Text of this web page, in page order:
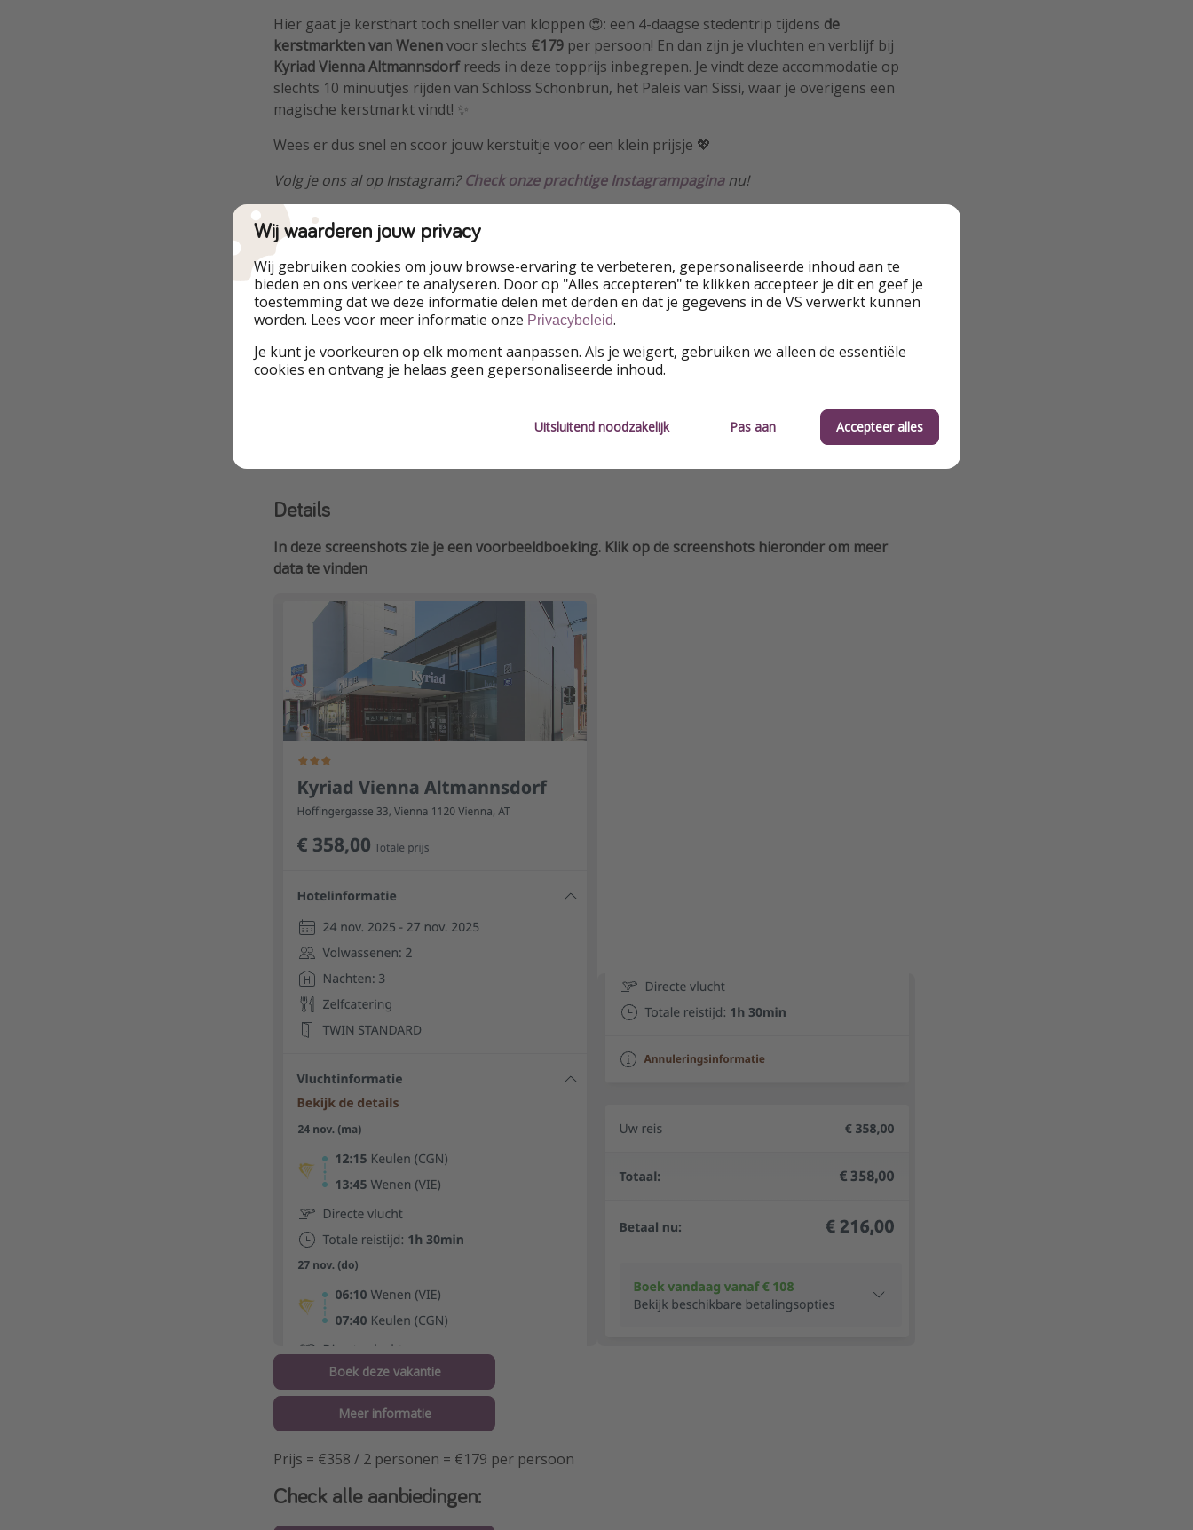
Hier gaat je kersthart toch sneller van kloppen 😍: een 4-daagse stedentrip tijdens de
kerstmarkten van Wenenvoor slechts €179 per persoon! En dan zijn je vluchten en verblijf bij
Kyriad Vienna Altmannsdorfreeds in deze topprijs inbegrepen. Je vindt deze accommodatie op
slechts 10 minuutjes rijden van Schloss Schönbrun, het Paleis van Sissi, waar je overigens een
magische kerstmarkt vindt! ✨
Wees er dus snel en scoor jouw kerstuitje voor een klein prijsje 💖
Volg je ons al op Instagram?Check onze prachtige Instagrampaginanu!
Highlights
Betrouwbare
reisaanbieder
Details
In deze screenshots zie je een voorbeeldboeking. Klik op de screenshots hieronder om meer
data te vinden
Boek deze vakantie
Meer informatie
Prijs = €358 / 2 personen = €179 per persoon
Check alle aanbiedingen:
Wij waarderen jouw privacy
Wij gebruiken cookies om jouw browse-ervaring te verbeteren, gepersonaliseerde inhoud aan te
bieden en ons verkeer te analyseren. Door op "Alles accepteren" te klikken accepteer je dit en geef je
toestemming dat we deze informatie delen met derden en dat je gegevens in de VS verwerkt kunnen
worden. Lees voor meer informatie onze Privacybeleid.
Je kunt je voorkeuren op elk moment aanpassen. Als je weigert, gebruiken we alleen de essentiële
cookies en ontvang je helaas geen gepersonaliseerde inhoud.
Uitsluitend noodzakelijk Pas aan Accepteer alles